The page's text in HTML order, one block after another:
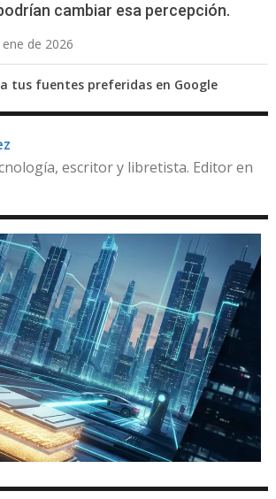
cambiar esa percepción.
de 2026
tus fuentes preferidas en Google
escritor y libretista. Editor en